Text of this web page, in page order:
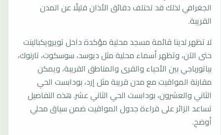
الجغرافي لذلك قد تختلف دقائق الأذان قليلًا عن المدن
القريبة.
لا تظهر لدينا قائمة مسجد محلية مؤكدة داخل تويرويكبالينت
حتى الآن، وتظهر أسماء محلية مثل ديوسد، سوسكوت، تارنوك،
بياتورباجي بين الأحياء والقرى والمناطق القريبة، ويمكن
مقارنة المواقيت مع مدن قريبة مثل إرد، بودابست الحي
الثاني والعشرون، بودابست الحي الثاني عشر. هذه التفاصيل
تساعد الزائر على قراءة جدول المواقيت ضمن سياق محلي
أوضح.